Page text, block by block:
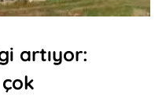
artıyor: